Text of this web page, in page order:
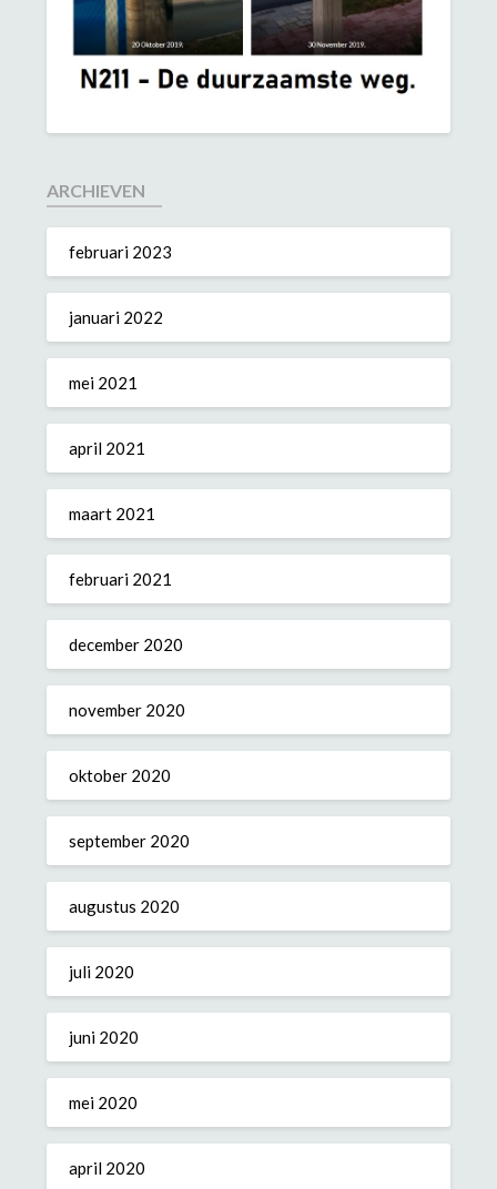
ARCHIEVEN
februari 2023
januari 2022
mei 2021
april 2021
maart 2021
februari 2021
december 2020
november 2020
oktober 2020
september 2020
augustus 2020
juli 2020
juni 2020
mei 2020
april 2020